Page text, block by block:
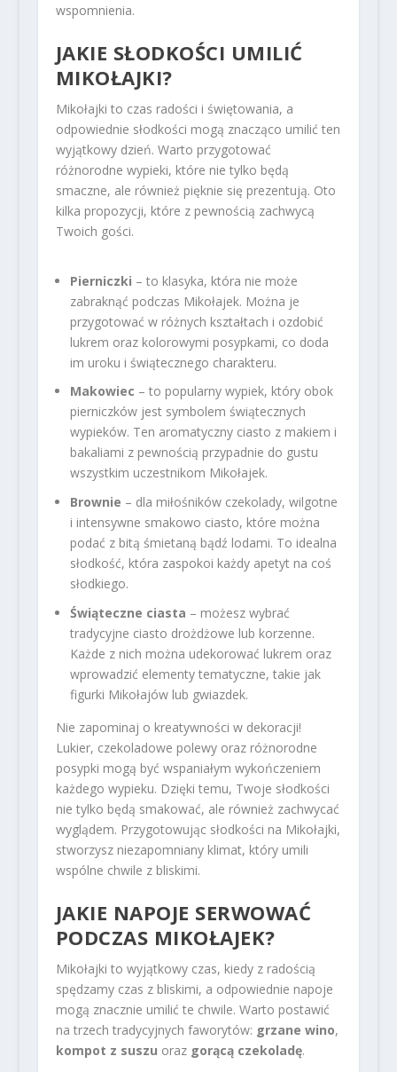
wspomnienia.
JAKIE SŁODKOŚCI UMILIĆ
MIKOŁAJKI?
Mikołajki to czas radości i świętowania, a
odpowiednie słodkości mogą znacząco umilić ten
wyjątkowy dzień. Warto przygotować
różnorodne wypieki, które nie tylko będą
smaczne, ale również pięknie się prezentują. Oto
kilka propozycji, które z pewnością zachwycą
Twoich gości.
Pierniczki – to klasyka, która nie może
zabraknąć podczas Mikołajek. Można je
przygotować w różnych kształtach i ozdobić
lukrem oraz kolorowymi posypkami, co doda
im uroku i świątecznego charakteru.
Makowiec – to popularny wypiek, który obok
pierniczków jest symbolem świątecznych
wypieków. Ten aromatyczny ciasto z makiem i
bakaliami z pewnością przypadnie do gustu
wszystkim uczestnikom Mikołajek.
Brownie – dla miłośników czekolady, wilgotne
i intensywne smakowo ciasto, które można
podać z bitą śmietaną bądź lodami. To idealna
słodkość, która zaspokoi każdy apetyt na coś
słodkiego.
Świąteczne ciasta – możesz wybrać
tradycyjne ciasto drożdżowe lub korzenne.
Każde z nich można udekorować lukrem oraz
wprowadzić elementy tematyczne, takie jak
figurki Mikołajów lub gwiazdek.
Nie zapominaj o kreatywności w dekoracji!
Lukier, czekoladowe polewy oraz różnorodne
posypki mogą być wspaniałym wykończeniem
każdego wypieku. Dzięki temu, Twoje słodkości
nie tylko będą smakować, ale również zachwycać
wyglądem. Przygotowując słodkości na Mikołajki,
stworzysz niezapomniany klimat, który umili
wspólne chwile z bliskimi.
JAKIE NAPOJE SERWOWAĆ
PODCZAS MIKOŁAJEK?
Mikołajki to wyjątkowy czas, kiedy z radością
spędzamy czas z bliskimi, a odpowiednie napoje
mogą znacznie umilić te chwile. Warto postawić
na trzech tradycyjnych faworytów: grzane wino,
kompot z suszu oraz gorącą czekoladę.